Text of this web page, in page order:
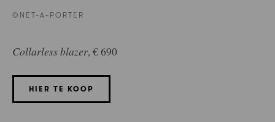
©NET-A-PORTER
Collarless blazer, € 690
HIER TE KOOP